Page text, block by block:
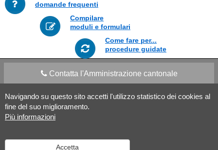
Navigando su questo sito accetti l'utilizzo statistico dei cookies al
fine del suo miglioramento.
Più informazioni
Accetta
domande frequenti
Compilare
moduli e formulari
Come fare per...
procedure guidate
Contatta l'Amministrazione cantonale
Apps Mobile Social media